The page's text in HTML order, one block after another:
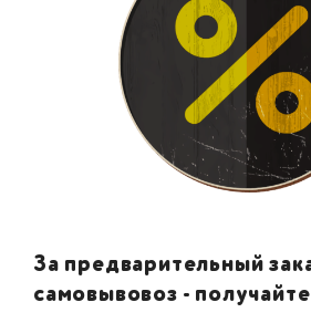
За предварительный
самовывовоз -